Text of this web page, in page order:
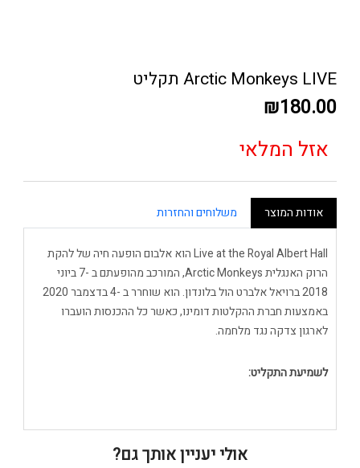
Arctic Monkeys LIVE תקליט
₪180.00
אזל המלאי
אודות המוצר משלוחים והחזרות
Live at the Royal Albert Hall הוא אלבום הופעה חיה של להקת
הרוק האנגלית Arctic Monkeys, המורכב מהופעתם ב -7 ביוני
2018 ברויאל אלברט הול בלונדון. הוא שוחרר ב -4 בדצמבר 2020
באמצעות חברת ההקלטות דומינו, כאשר כל ההכנסות הועברו
לארגון צדקה נגד מלחמה.
לשמיעת התקליט:
אולי יעניין אותך גם?